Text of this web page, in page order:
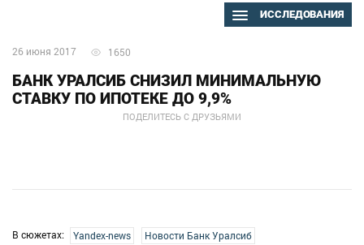
ИССЛЕДОВАНИЯ
26 июня 2017 1650
ПОДЕЛИТЕСЬ С ДРУЗЬЯМИ
БАНК УРАЛСИБ СНИЗИЛ МИНИМАЛЬНУЮ
СТАВКУ ПО ИПОТЕКЕ ДО 9,9%
В сюжетах: Yandex-news Новости Банк Уралсиб